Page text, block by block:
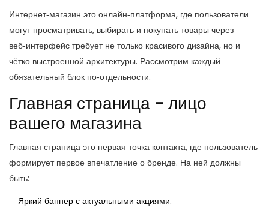
Интернет‑магазин это онлайн‑платформа, где пользователи
могут просматривать, выбирать и покупать товары через
веб‑интерфейс требует не только красивого дизайна, но и
чётко выстроенной архитектуры. Рассмотрим каждый
обязательный блок по‑отдельности.
Главная страница - лицо
вашего магазина
Главная страница это первая точка контакта, где пользователь
формирует первое впечатление о бренде. На ней должны
быть:
Яркий баннер с актуальными акциями.